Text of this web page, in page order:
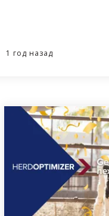
одном из
отрасли.
1 год назад